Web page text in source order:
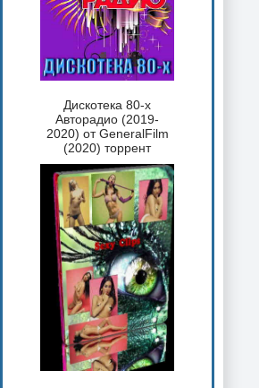
Дискотека 80-х
Авторадио (2019-
2020) от GeneralFilm
(2020) торрент